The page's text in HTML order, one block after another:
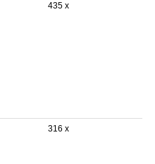
435 x
316 x